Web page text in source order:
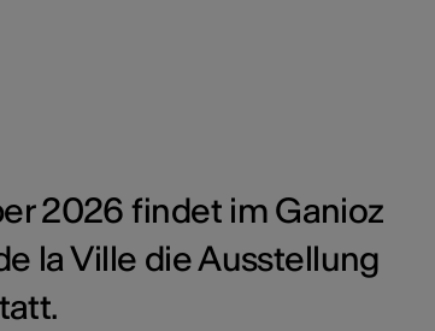
2026 findet im Ganioz
la Ville die Ausstellung